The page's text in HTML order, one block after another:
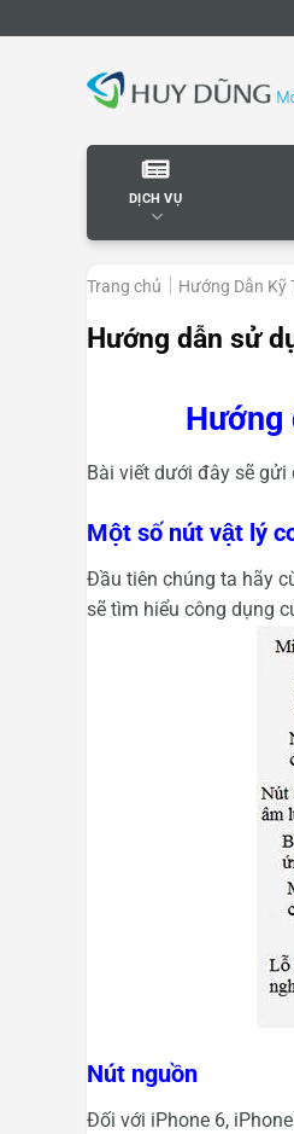
to
DỊCH VỤ
Trang chủ Hướng Dẫn Kỹ
Hướng dẫn sử
Hướng
Bài viết dưới đây sẽ gửi
Một số nút vật lý
Đầu tiên chúng ta hãy
sẽ tìm hiểu công dụng
Nút nguồn
Đối với iPhone 6,